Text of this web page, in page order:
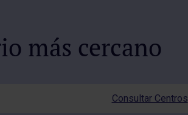
más cercano
Consultar Centros